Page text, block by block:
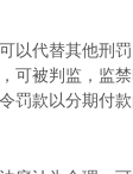
以代替其他刑
可被判监，监
罚款以分期付款